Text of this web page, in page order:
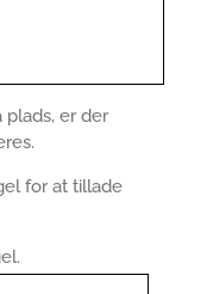
er der
for at tillade